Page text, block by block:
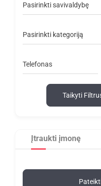
Pasirinkti savivaldybę
Pasirinkti kategoriją
Telefonas
Taikyti
Įtraukti įmonę